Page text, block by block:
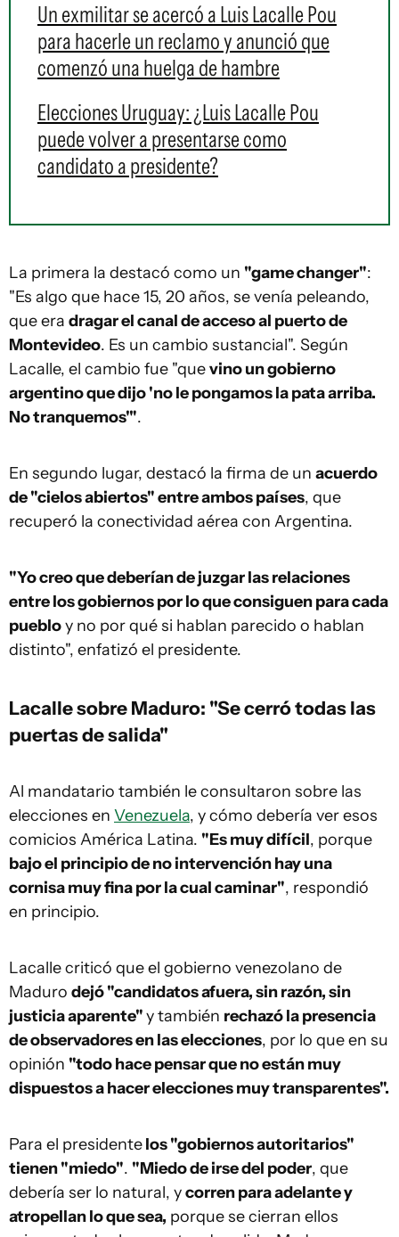
Un exmilitar se acercó a Luis Lacalle Pou
para hacerle un reclamo y anunció que
comenzó una huelga de hambre
Elecciones Uruguay: ¿Luis Lacalle Pou
puede volver a presentarse como
candidato a presidente?
La primera la destacó como un "game changer":
"Es algo que hace 15, 20 años, se venía peleando,
que era dragar el canal de acceso al puerto de
Montevideo. Es un cambio sustancial". Según
Lacalle, el cambio fue "quevino un gobierno
argentino que dijo 'no le pongamos la pata arriba.
No tranquemos'".
En segundo lugar, destacó la firma de un acuerdo
de "cielos abiertos" entre ambos países, que
recuperó la conectividad aérea con Argentina.
"Yo creo que deberían de juzgar las relaciones
entre los gobiernos por lo que consiguen para cada
puebloy no por qué si hablan parecido o hablan
distinto", enfatizó el presidente.
Lacalle sobre Maduro: "Se cerró todas las
puertas de salida"
Al mandatario también le consultaron sobre las
elecciones en Venezuela, y cómo debería ver esos
comicios América Latina. "Es muy difícil, porque
bajo el principio de no intervención hay una
cornisa muy fina por la cual caminar", respondió
en principio.
Lacalle criticó que el gobierno venezolano de
Maduro dejó "candidatos afuera, sin razón, sin
justicia aparente"y también rechazó la presencia
de observadores en las elecciones, por lo que en su
opinión "todo hace pensar que no están muy
dispuestos a hacer elecciones muy transparentes".
Para el presidentelos "gobiernos autoritarios"
tienen "miedo". "Miedo de irse del poder, que
debería ser lo natural, ycorren para adelante y
atropellan lo que sea, porque se cierran ellos